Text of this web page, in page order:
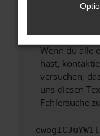
führen, dass
unterstützt
Wende dich
Wenn du alle
hast,
versuchen,
uns diesen
Fehlersuche